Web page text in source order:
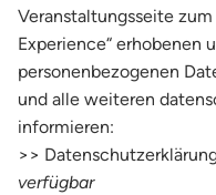
Veranstaltungsseite
Experience“ erhobenen
personenbezogenen
und alle weiteren
informieren:
>>
verfügbar